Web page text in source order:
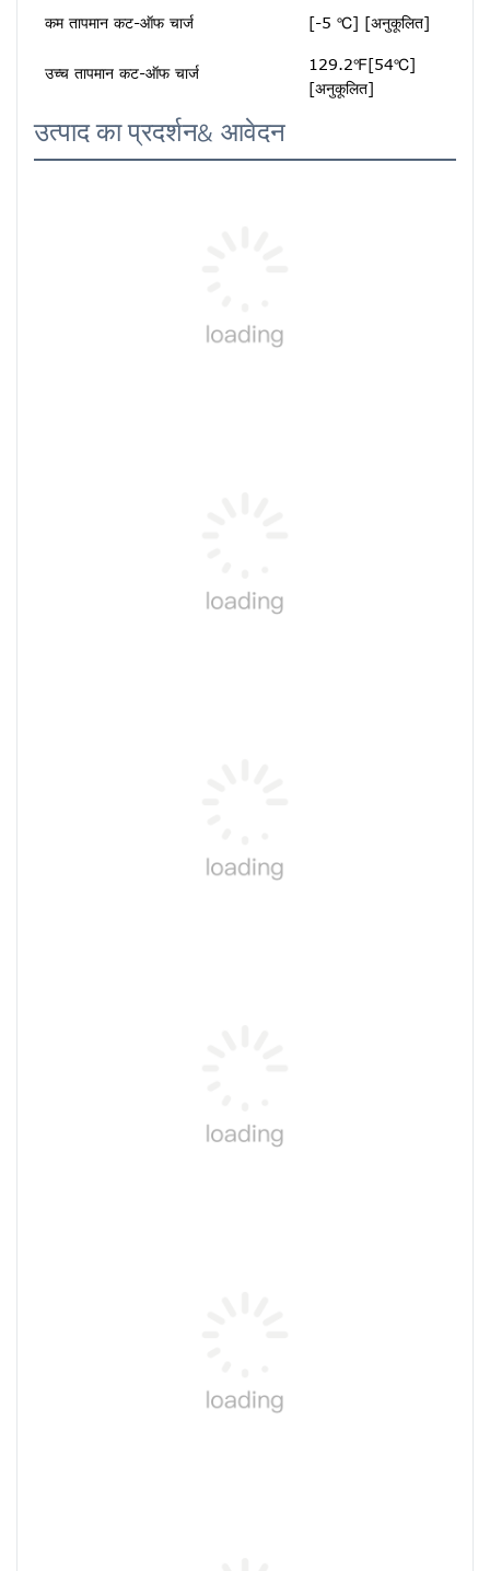
कम तापमान कट-ऑफ चार्ज [-5 ℃] [अनुकूलित]
उच्च तापमान कट-ऑफ चार्ज
129.2℉[54℃]
[अनुकूलित]
उत्पाद का प्रदर्शन& आवेदन